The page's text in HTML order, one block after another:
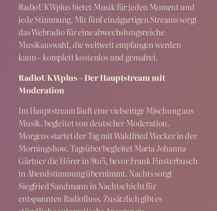
RadioUKWplus bietet Musik für jeden Moment und
jede Stimmung. Mit fünf einzigartigen Streams sorgt
das Webradio für eine abwechslungsreiche
Musikauswahl, die weltweit empfangen werden
kann – komplett kostenlos und gemafrei.
RadioUKWplus – Der Hauptstream mit
Moderation
Im Hauptstream läuft eine vielseitige Mischung aus
Musik, begleitet von deutscher Moderation.
Morgens startet der Tag mit Waldfried Wecker in der
Morningshow. Tagsüber begleitet Maria Johanna
Gärtner die Hörer in 9to5, bevor Frank Finsterbusch
in Abendstimmung übernimmt. Nachts sorgt
Siegfried Sandmann in Nachtschicht für
entspannten Radiofluss. Zusätzlich gibt es